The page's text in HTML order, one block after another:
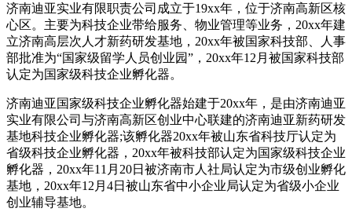
济南迪亚实业有限职责公司成立于19xx年，位于济南高新区核
心区。主要为科技企业带给服务、物业管理等业务，20xx年建
立济南高层次人才新药研发基地，20xx年被国家科技部、人事
部批准为“国家级留学人员创业园”，20xx年12月被国家科技部
认定为国家级科技企业孵化器。
济南迪亚国家级科技企业孵化器始建于20xx年，是由济南迪亚
实业有限公司与济南高新区创业中心联建的济南迪亚新药研发
基地科技企业孵化器;该孵化器20xx年被山东省科技厅认定为
省级科技企业孵化器，20xx年被科技部认定为国家级科技企业
孵化器，20xx年11月20日被济南市人社局认定为市级创业孵化
基地，20xx年12月4日被山东省中小企业局认定为省级小企业
创业辅导基地。